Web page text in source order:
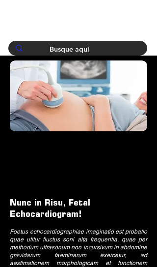
Nunc in Risu, Fetal
Echocardiogram!
Foetus echocardiographiae imaginatio est probatio
quae utitur fluctus soni alta frequentia, quae per
methodum ultrasonum non incursivum in abdomine
gravidarum faeminarum exercetur, ad
aestimationem morphologicam et functionem